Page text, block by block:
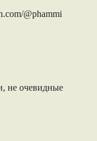
@phammi
не очевидные